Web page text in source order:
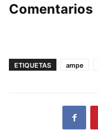
Comentarios
ETIQUETAS ampe